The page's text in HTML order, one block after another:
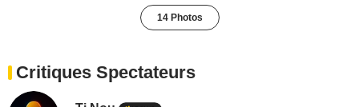
14 Photos
Critiques Spectateurs